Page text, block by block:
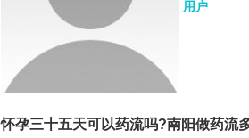
用户
怀孕三十五天可以药流吗?南阳做药流